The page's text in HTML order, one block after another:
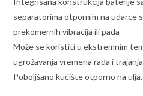
separatorima otpornim na udarce
prekomernih vibracija ili pada
Može se koristiti u ekstremnim
ugrožavanja vremena rada i
Poboljšano kućište otporno na